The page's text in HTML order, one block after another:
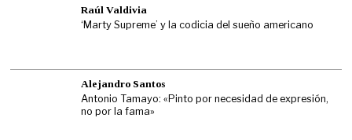
Raúl Valdivia
‘Marty Supreme’ y la codicia del sueño americano
Alejandro Santos
Antonio Tamayo: «Pinto por necesidad de expresión,
no por la fama»